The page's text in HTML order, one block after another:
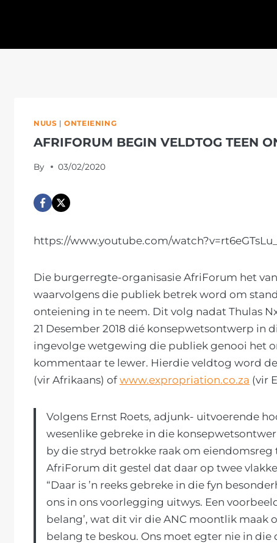
NUUS |ONTEIENING
AFRIFORUM BEGIN VELDTOG TEEN
By 03/02/2020
https://www.youtube.com/
Die burgerregte-organisasie AfriForum het
waarvolgens die publiek betrek word om
onteiening in te neem. Dit volg nadat Thulas
21 Desember 2018 dié konsepwetsontwerp in
ingevolge wetgewing die publiek genooi het
kommentaar te lewer. Hierdie veldtog word
(vir Afrikaans) of www.expropriation.co.za (vir
Volgens Ernst Roets, adjunk- uitvoerende
wesenlike gebreke in die
by die stryd betrokke raak om
AfriForum dit gestel dat daar op twee
“Daar is ’n reeks gebreke in die fyn
ons in ons voorlegging uitwys. Een
belang’, wat dit vir die ANC moontlik maak
belang te beskou. Ons moet egter nie in